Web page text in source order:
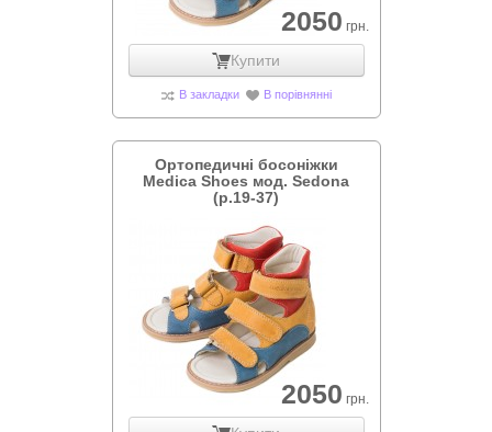
2050 грн.
Купити
В закладки В порівнянні
Ортопедичні босоніжки
Medica Shoes мод. Sedona
(р.19-37)
2050 грн.